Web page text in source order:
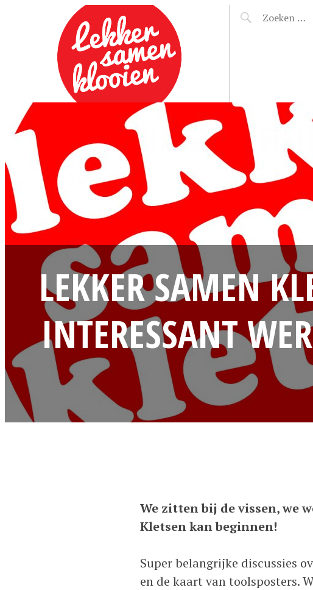
LEKKER SAMEN
KLOOIEN
LEKKER SAMEN
INTERESSANT
We zitten bij de vissen, we
Kletsen kan beginnen!
Super belangrijke discussies
en de kaart van toolsposters.